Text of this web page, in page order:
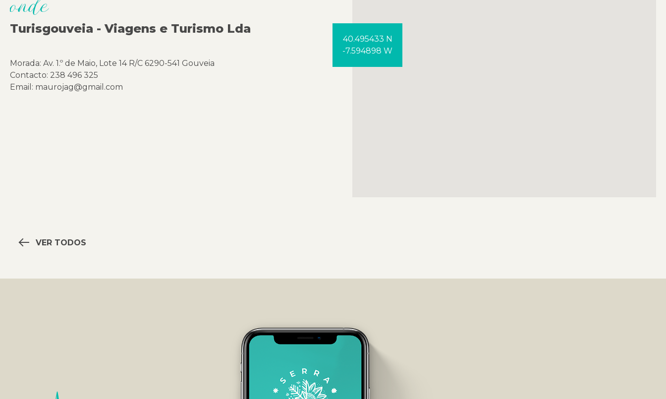
40.495433 N
-7.594898 W
Turisgouveia - Viagens e Turismo Lda
Morada: Av. 1.º de Maio, Lote 14 R/C 6290-541 Gouveia
Contacto: 238 496 325
Email: maurojag@gmail.com
VER TODOS